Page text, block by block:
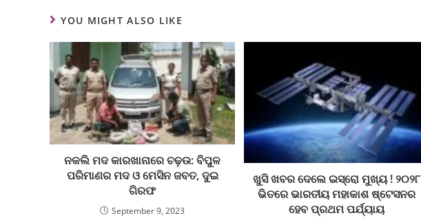
YOU MIGHT ALSO LIKE
ନକଲି ମଦ କାରଖାନାରେ ଚଢ଼ଉ: ବିପୁଳ
ପରିମାଣର ମଦ ଓ ମେସିନ ଜବତ, ଦୁଇ
ଗିରଫ
September 9, 2023
ଖୁସି ଖବର ଦେଲେ ଇସ୍ରୋ ମୁଖ୍ୟ ! ୨୦୨୮
ଭିତରେ ଭାରତୀୟ ମହାକାଶ ଷ୍ଟେସନର
ହେବ ପ୍ରଥମ ପର୍ଯ୍ୟାୟ